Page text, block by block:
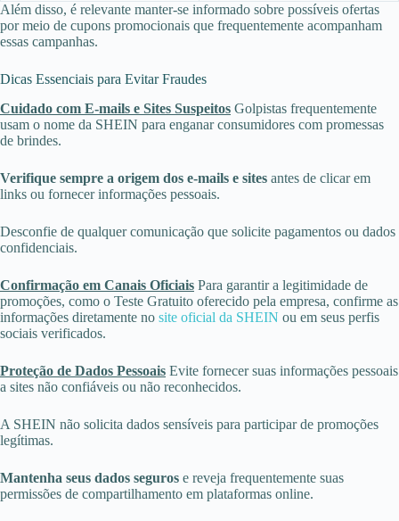
Além disso, é relevante manter-se informado sobre possíveis ofertas
por meio de cupons promocionais que frequentemente acompanham
essas campanhas.
Dicas Essenciais para Evitar Fraudes
Cuidado com E-mails e Sites Suspeitos Golpistas frequentemente
usam o nome da SHEIN para enganar consumidores com promessas
de brindes.
Verifique sempre a origem dos e-mails e sites antes de clicar em
links ou fornecer informações pessoais.
Desconfie de qualquer comunicação que solicite pagamentos ou dados
confidenciais.
Confirmação em Canais Oficiais Para garantir a legitimidade de
promoções, como o Teste Gratuito oferecido pela empresa, confirme as
informações diretamente no site oficial da SHEIN ou em seus perfis
sociais verificados.
Proteção de Dados Pessoais Evite fornecer suas informações pessoais
a sites não confiáveis ou não reconhecidos.
A SHEIN não solicita dados sensíveis para participar de promoções
legítimas.
Mantenha seus dados seguros e reveja frequentemente suas
permissões de compartilhamento em plataformas online.